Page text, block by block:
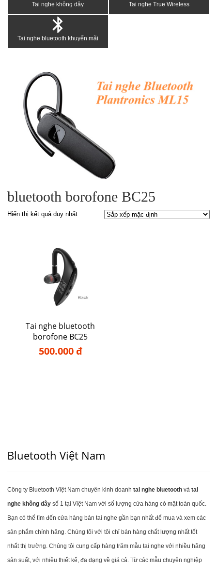
Tai nghe không dây Tai nghe True Wireless
Tai nghe bluetooth khuyến mãi
bluetooth borofone BC25
Hiển thị kết quả duy nhất
Tai nghe bluetooth
borofone BC25
500.000 đ
Bluetooth Việt Nam
Công ty Bluetooth Việt Nam chuyên kinh doanh tai nghe bluetooth và tai
nghe không dây số 1 tại Việt Nam với số lượng cửa hàng có mặt toàn quốc.
Bạn có thể tìm đến cửa hàng bán tai nghe gần bạn nhất để mua và xem các
sản phẩm chính hãng. Chúng tôi với tôi chỉ bán hàng chất lượng nhất tốt
nhất thị trường. Chúng tôi cung cấp hàng trăm mẫu tai nghe với nhiều hãng
sản suất, với nhiều thiết kế, đa dạng về giá cả. Từ các mẫu chuyên nghiệp